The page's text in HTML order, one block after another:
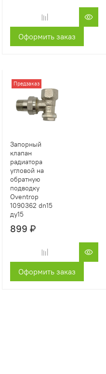
Оформить заказ
Предзаказ
Запорный
клапан
радиатора
угловой на
обратную
подводку
Oventrop
1090362 dn15
ду15
899 ₽
Оформить заказ